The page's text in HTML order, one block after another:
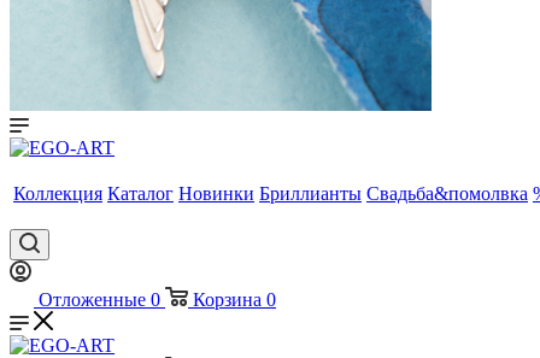
Коллекция Каталог Новинки Бриллианты Свадьба&помолвка
Отложенные 0 Корзина 0